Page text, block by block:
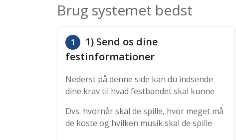
Brug systemet bedst
1
1) Send os dine
festinformationer
Nederst på denne side kan du indsende
dine krav til hvad festbandet skal kunne
Dvs. hvornår skal de spille, hvor meget må
de koste og hvilken musik skal de spille